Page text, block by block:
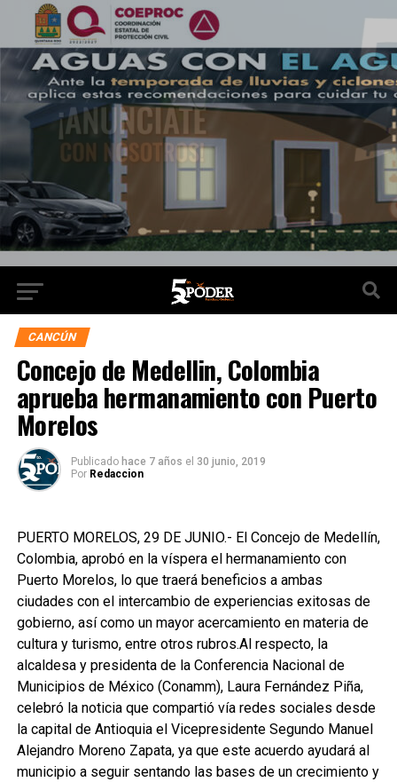
CANCÚN
Concejo de Medellin, Colombia
aprueba hermanamiento con Puerto
Morelos
Publicado hace 7 años el 30 junio, 2019
Por Redaccion
PUERTO MORELOS, 29 DE JUNIO.- El Concejo de Medellín,
Colombia, aprobó en la víspera el hermanamiento con
Puerto Morelos, lo que traerá beneficios a ambas
ciudades con el intercambio de experiencias exitosas de
gobierno, así como un mayor acercamiento en materia de
cultura y turismo, entre otros rubros.Al respecto, la
alcaldesa y presidenta de la Conferencia Nacional de
Municipios de México (Conamm), Laura Fernández Piña,
celebró la noticia que compartió vía redes sociales desde
la capital de Antioquia el Vicepresidente Segundo Manuel
Alejandro Moreno Zapata, ya que este acuerdo ayudará al
municipio a seguir sentando las bases de un crecimiento y